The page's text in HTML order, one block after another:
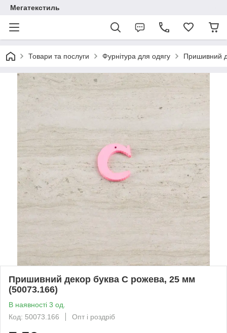
Мегатекстиль
Товари та послуги Фурнітура для одягу Пришивний
Пришивний декор буква C рожева, 25 мм
(50073.166)
В наявності 3 од.
Код: 50073.166
Опт і роздріб